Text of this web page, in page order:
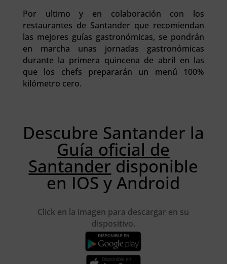
Por ultimo y en colaboración con los
restaurantes de Santander que recomiendan
las mejores guías gastronómicas, se pondrán
en marcha unas jornadas gastronómicas
durante la primera quincena de abril en las
que los chefs prepararán un menú 100%
kilómetro cero.
Descubre Santander la
Guía oficial de
Santanderdisponible
en IOS y Android
Click en la imagen para descargar en su
dispositivo.